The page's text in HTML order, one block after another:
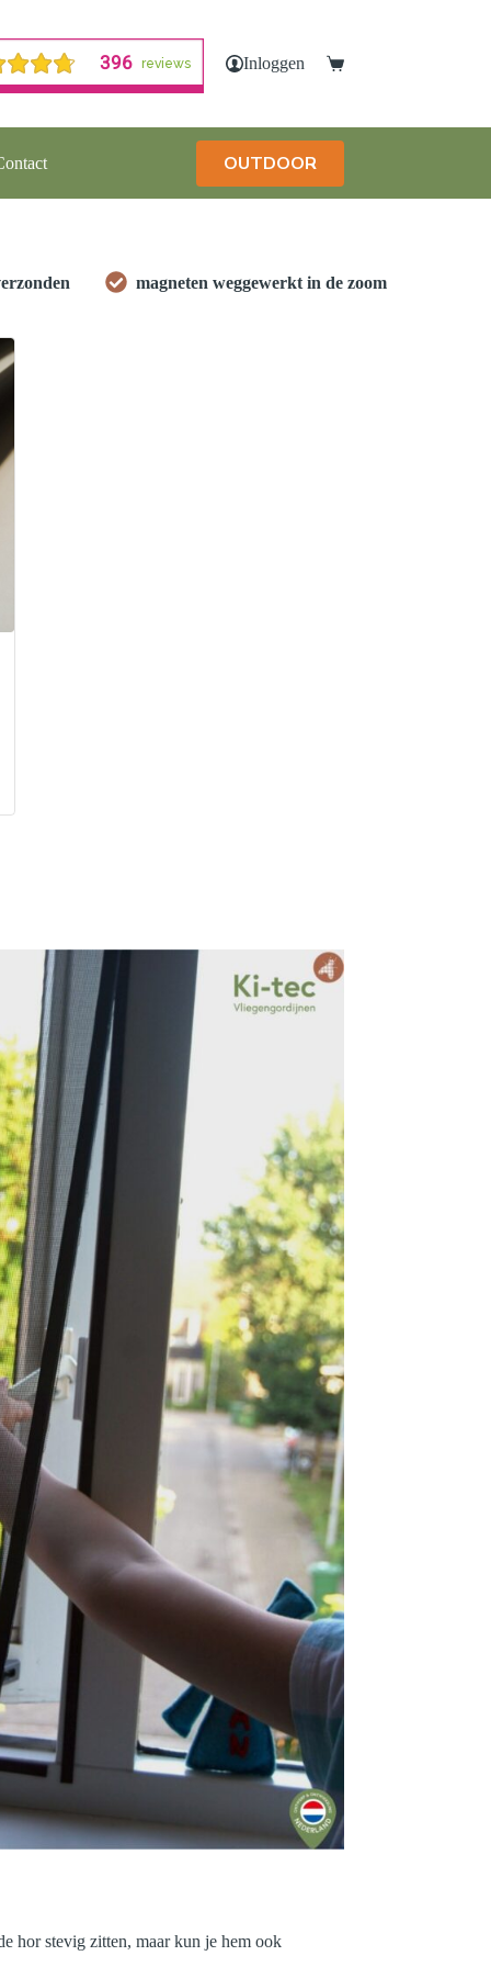
Inloggen Winkelwagen
OUTDOOR
magneten weggewerkt in de zoom
hor stevig zitten, maar kun je hem ook